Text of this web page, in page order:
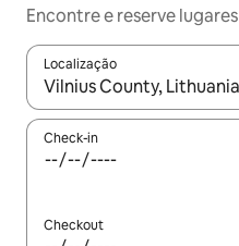
Encontre e reserve
Localização
Quando os resultados
Check-in
Checkout